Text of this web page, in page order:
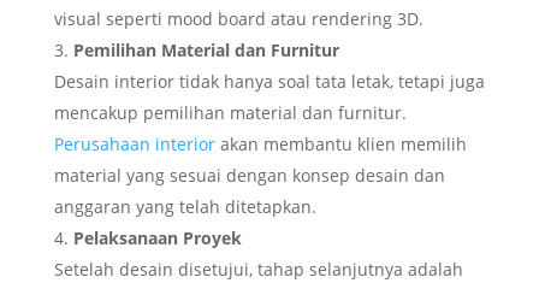
visual seperti mood board atau rendering 3D.
Pemilihan Material dan Furnitur
Desain interior tidak hanya soal tata letak, tetapi juga
mencakup pemilihan material dan furnitur.
Perusahaan interiorakan membantu klien memilih
material yang sesuai dengan konsep desain dan
anggaran yang telah ditetapkan.
Pelaksanaan Proyek
Setelah desain disetujui, tahap selanjutnya adalah